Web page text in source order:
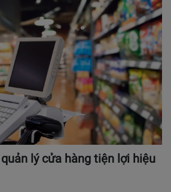
lý cửa hàng tiện lợi hiệu